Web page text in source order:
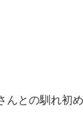
との馴れ初